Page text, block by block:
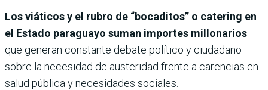
Los viáticos y el rubro de “bocaditos” o catering en
el Estado paraguayo suman importes millonarios
que generan constante debate político y ciudadano
sobre la necesidad de austeridad frente a carencias en
salud pública y necesidades sociales.